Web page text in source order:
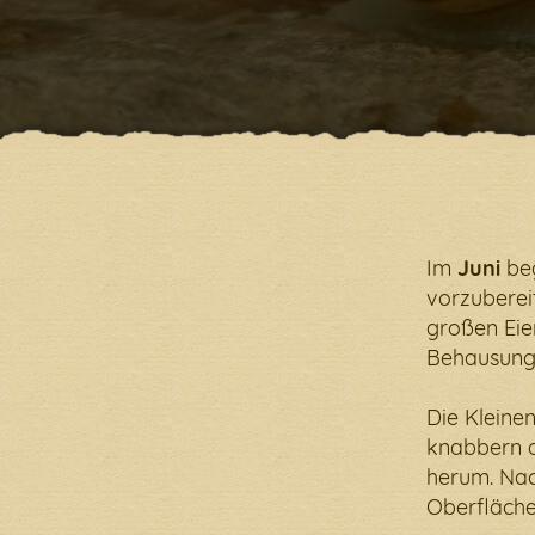
Im Juni
großen
Die
knabbern
herum.